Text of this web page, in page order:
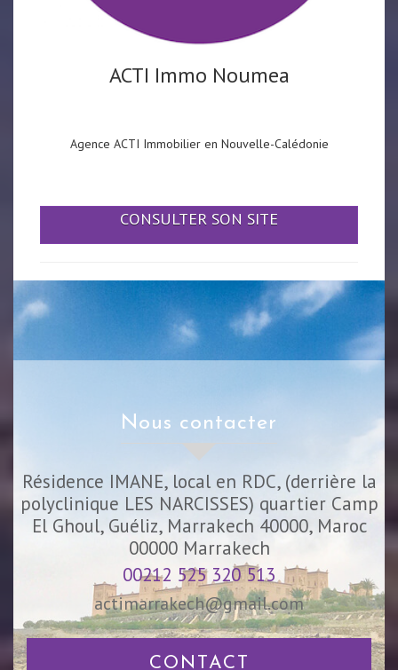
ACTI Immo Noumea
Agence ACTI Immobilier en Nouvelle-Calédonie
CONSULTER SON SITE
nous contacter
Résidence IMANE, local en RDC, (derrière la
polyclinique LES NARCISSES) quartier Camp
El Ghoul, Guéliz, Marrakech 40000, Maroc
00000 Marrakech
00212 525 320 513
actimarrakech@gmail.com
CONTACT